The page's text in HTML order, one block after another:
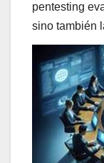
pentesting
sino también